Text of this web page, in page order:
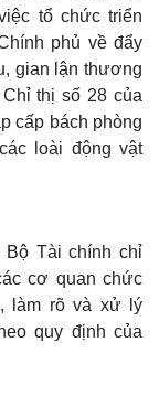
tổ chức triển
phủ về đẩy
gian lận thương
thị số 28 của
cấp bách phòng
loài động vật
Bộ Tài chính chỉ
cơ quan chức
làm rõ và xử lý
quy định của